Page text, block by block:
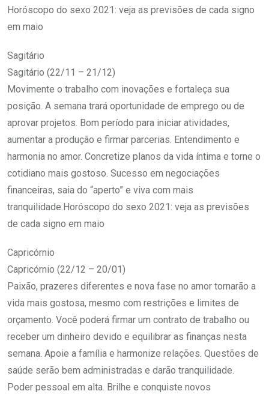
Horóscopo do sexo 2021: veja as previsões de cada signo
em maio
Sagitário
Sagitário (22/11 – 21/12)
Movimente o trabalho com inovações e fortaleça sua
posição. A semana trará oportunidade de emprego ou de
aprovar projetos. Bom período para iniciar atividades,
aumentar a produção e firmar parcerias. Entendimento e
harmonia no amor. Concretize planos da vida íntima e torne o
cotidiano mais gostoso. Sucesso em negociações
financeiras, saia do “aperto” e viva com mais
tranquilidade.Horóscopo do sexo 2021: veja as previsões
de cada signo em maio
Capricórnio
Capricórnio (22/12 – 20/01)
Paixão, prazeres diferentes e nova fase no amor tornarão a
vida mais gostosa, mesmo com restrições e limites de
orçamento. Você poderá firmar um contrato de trabalho ou
receber um dinheiro devido e equilibrar as finanças nesta
semana. Apoie a família e harmonize relações. Questões de
saúde serão bem administradas e darão tranquilidade.
Poder pessoal em alta. Brilhe e conquiste novos